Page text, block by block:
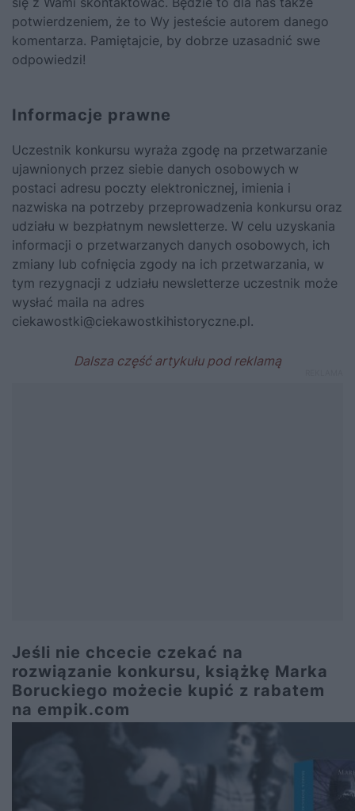
potwierdzeniem, że to Wy jesteście autorem danego
komentarza. Pamiętajcie, by dobrze uzasadnić swe
odpowiedzi!
Informacje prawne
Uczestnik konkursu wyraża zgodę na przetwarzanie
ujawnionych przez siebie danych osobowych w
postaci adresu poczty elektronicznej, imienia i
nazwiska na potrzeby przeprowadzenia konkursu oraz
udziału w bezpłatnym newsletterze. W celu uzyskania
informacji o przetwarzanych danych osobowych, ich
zmiany lub cofnięcia zgody na ich przetwarzania, w
tym rezygnacji z udziału newsletterze uczestnik może
wysłać maila na adres
ciekawostki@ciekawostkihistoryczne.pl.
Jeśli nie chcecie czekać na
rozwiązanie konkursu, książkę Marka
Boruckiego możecie kupić z rabatem
na empik.com